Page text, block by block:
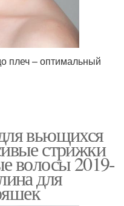
плеч – оптимальный
вьющихся
стрижки
волосы 2019-
для